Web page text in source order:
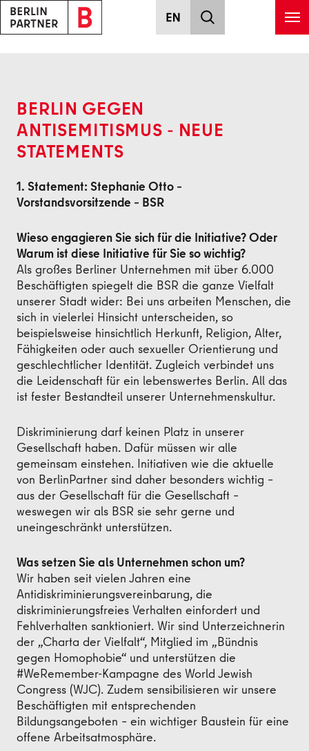
Zum Hauptinhalt springen
BERLIN GEGEN
ANTISEMITISMUS - NEUE
STATEMENTS
1. Statement: Stephanie Otto –
Vorstandsvorsitzende – BSR
Wieso engagieren Sie sich für die Initiative? Oder
Warum ist diese Initiative für Sie so wichtig?
Als großes Berliner Unternehmen mit über 6.000
Beschäftigten spiegelt die BSR die ganze Vielfalt
unserer Stadt wider: Bei uns arbeiten Menschen, die
sich in vielerlei Hinsicht unterscheiden, so
beispielsweise hinsichtlich Herkunft, Religion, Alter,
Fähigkeiten oder auch sexueller Orientierung und
geschlechtlicher Identität. Zugleich verbindet uns
die Leidenschaft für ein lebenswertes Berlin. All das
ist fester Bestandteil unserer Unternehmenskultur.
Diskriminierung darf keinen Platz in unserer
Gesellschaft haben. Dafür müssen wir alle
gemeinsam einstehen. Initiativen wie die aktuelle
von BerlinPartner sind daher besonders wichtig –
aus der Gesellschaft für die Gesellschaft –
weswegen wir als BSR sie sehr gerne und
uneingeschränkt unterstützen.
Was setzen Sie als Unternehmen schon um?
Wir haben seit vielen Jahren eine
Antidiskriminierungsvereinbarung, die
diskriminierungsfreies Verhalten einfordert und
Fehlverhalten sanktioniert. Wir sind Unterzeichnerin
der „Charta der Vielfalt“, Mitglied im „Bündnis
gegen Homophobie“ und unterstützen die
#WeRemember-Kampagne des World Jewish
Congress (WJC). Zudem sensibilisieren wir unsere
Beschäftigten mit entsprechenden
Bildungsangeboten – ein wichtiger Baustein für eine
offene Arbeitsatmosphäre.